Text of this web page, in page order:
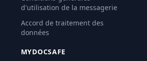
d'utilisation de la messagerie
Accord de traitement des
données
MYDOCSAFE